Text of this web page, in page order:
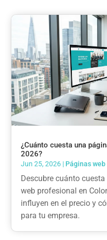
¿Cuánto cuesta una
2026?
Jun 25, 2026 | Páginas web
Descubre cuánto
web profesional en
influyen en el precio y
para tu empresa.